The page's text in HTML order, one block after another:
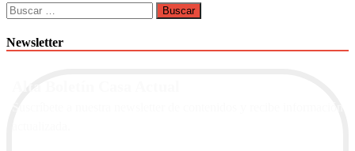
Buscar:
Newsletter